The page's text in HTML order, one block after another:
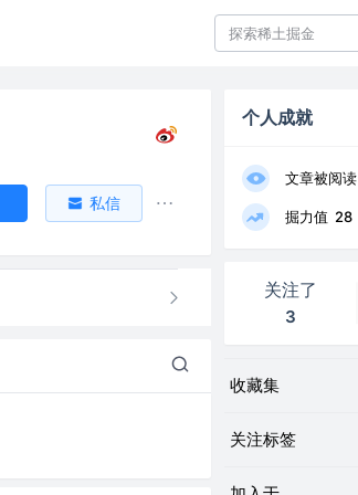
私信
个人成就
文章被阅读
掘力值 28
关注了
3
收藏集
关注标签